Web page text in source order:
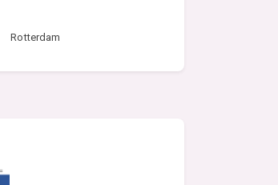
Rotterdam